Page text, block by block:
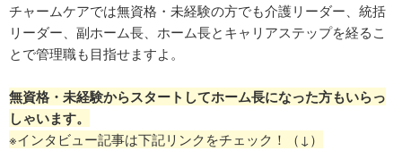
チャームケアでは無資格・未経験の方でも介護リーダー、統括
リーダー、副ホーム長、ホーム長とキャリアステップを経るこ
とで管理職も目指せますよ。
無資格・未経験からスタートしてホーム長になった方もいらっ
しゃいます。
※インタビュー記事は下記リンクをチェック！（↓）